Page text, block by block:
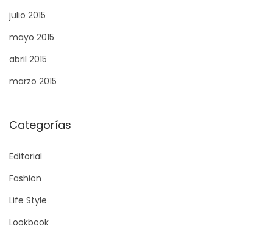
julio 2015
mayo 2015
abril 2015
marzo 2015
Categorías
Editorial
Fashion
Life Style
Lookbook